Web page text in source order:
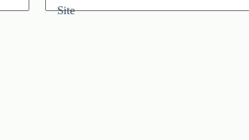
Site